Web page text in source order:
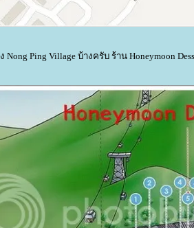
Ping Village บ้างครับ ร้าน Honeymoon